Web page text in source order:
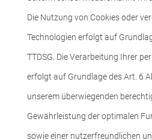
Die Nutzung von Cookies oder
Technologien erfolgt auf
TTDSG. Die Verarbeitung Ihrer
erfolgt auf Grundlage des Art. 6
unserem überwiegenden
Gewährleistung der optimalen
sowie einer nutzerfreundlichen